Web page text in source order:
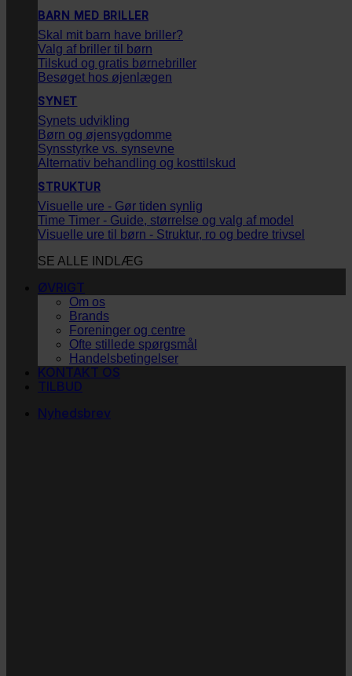
BARN MED BRILLER
Skal mit barn have briller?
Valg af briller til børn
Tilskud og gratis børnebriller
Besøget hos øjenlægen
SYNET
Synets udvikling
Børn og øjensygdomme
Synsstyrke vs. synsevne
Alternativ behandling og kosttilskud
STRUKTUR
Visuelle ure - Gør tiden synlig
Time Timer - Guide, størrelse og valg af model
Visuelle ure til børn - Struktur, ro og bedre trivsel
SE ALLE INDLÆG
ØVRIGT
Om os
Brands
Foreninger og centre
Ofte stillede spørgsmål
Handelsbetingelser
KONTAKT OS
TILBUD
Nyhedsbrev